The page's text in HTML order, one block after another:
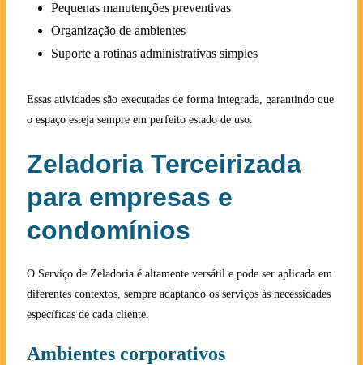
Pequenas manutenções preventivas
Organização de ambientes
Suporte a rotinas administrativas simples
Essas atividades são executadas de forma integrada, garantindo que
o espaço esteja sempre em perfeito estado de uso.
Zeladoria Terceirizada
para empresas e
condomínios
O Serviço de Zeladoria é altamente versátil e pode ser aplicada em
diferentes contextos, sempre adaptando os serviços às necessidades
específicas de cada cliente.
Ambientes corporativos